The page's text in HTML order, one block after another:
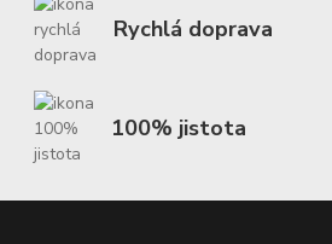
Rychlá doprava
100% jistota